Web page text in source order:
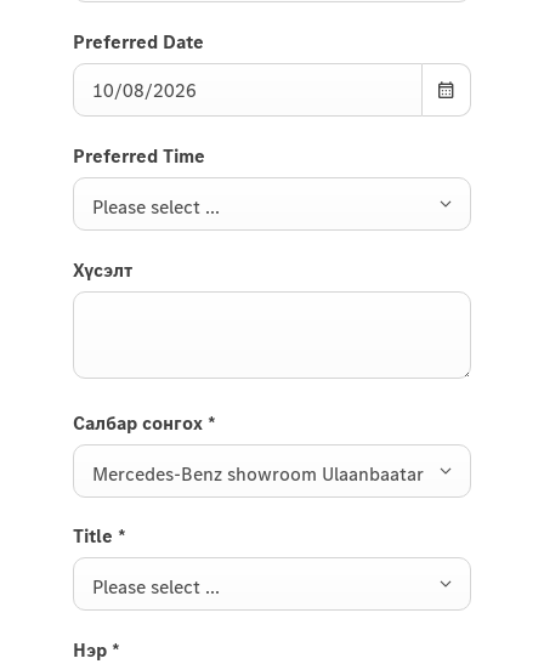
Preferred Date
Preferred Time
Please select ...
Хүсэлт
Салбар сонгох *
Mercedes-Benz showroom Ulaanbaatar
Title *
Please select ...
Нэр *